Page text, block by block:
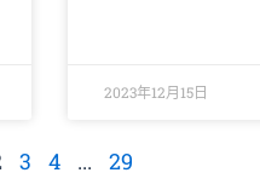
2023年12月15日
3 4 ... 29